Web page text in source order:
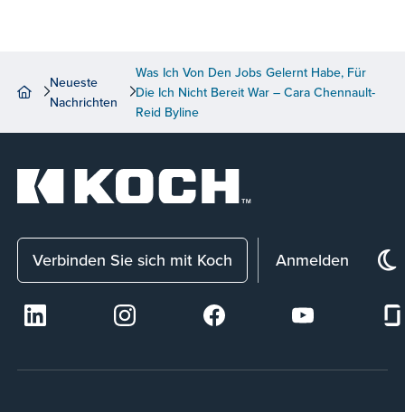
Neueste
Nachrichten
Was Ich Von Den Jobs Gelernt Habe, Für
Die Ich Nicht Bereit War – Cara Chennault-
Reid Byline
Verbinden Sie sich mit Koch Anmelden